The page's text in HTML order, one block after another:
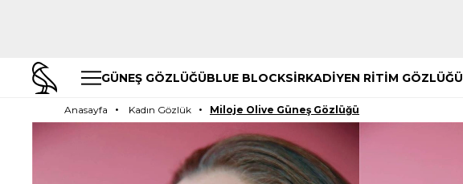
GÜNEŞ GÖZLÜĞÜBLUE BLOCKSİRKADİYEN RİTİM GÖZLÜĞÜ
Anasayfa Kadın Gözlük Miloje Olive Güneş Gözlüğü